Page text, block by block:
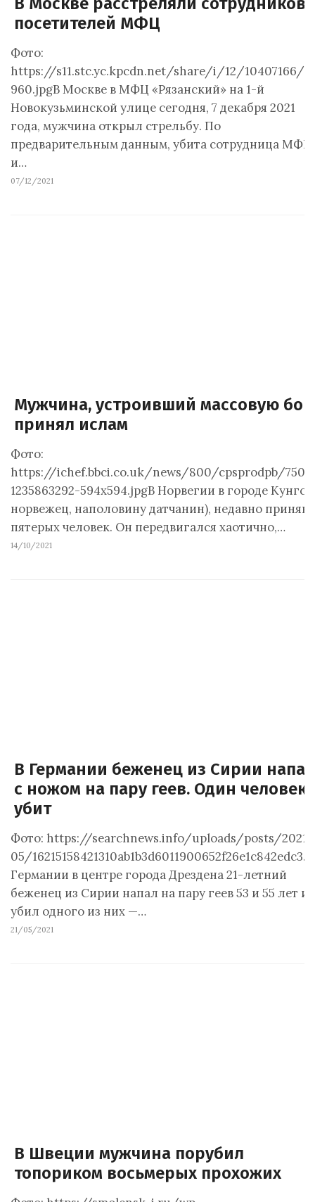
посетителей МФЦ
Фото:
https://s11.stc.yc.kpcdn.net/share/i/12/10407166/
960.jpgВ Москве в МФЦ «Рязанский» на 1-й
Новокузьминской улице сегодня, 7 декабря 2021
года, мужчина открыл стрельбу. По
предварительным данным, убита сотрудница МФЦ
и…
07/12/2021
Мужчина, устроивший массовую
принял ислам
Фото:
https://ichef.bbci.co.uk/news/800/cpsprodpb/
1235863292-594x594.jpgВ Норвегии в городе
норвежец, наполовину датчанин), недавно
пятерых человек. Он передвигался хаотично,…
14/10/2021
В Германии беженец из Сирии напал
с ножом на пару геев. Один человек
убит
Фото: https://searchnews.info/uploads/posts/2021-
05/
Германии в центре города Дрездена 21-летний
беженец из Сирии напал на пару геев 53 и 55 лет и
убил одного из них —…
21/05/2021
В Швеции мужчина порубил
топориком восьмерых прохожих